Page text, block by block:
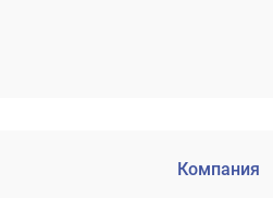
Компания